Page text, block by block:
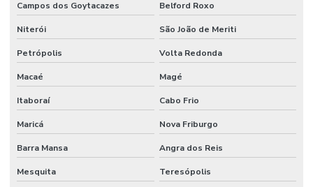
Porta corta fogo industrial
Porta corta fogo orçamento
Projeto de alarme de incêndio
Projeto para aprovação corpo de bombeiros
Projeto de combate a incêndio
Projeto de combate a incêndio valor
Projeto corpo de bombeiros
Campos dos Goytacazes Belford Roxo
Niterói São João de Meriti
Petrópolis Volta Redonda
Macaé Magé
Itaboraí Cabo Frio
Maricá Nova Friburgo
Barra Mansa Angra dos Reis
Mesquita Teresópolis